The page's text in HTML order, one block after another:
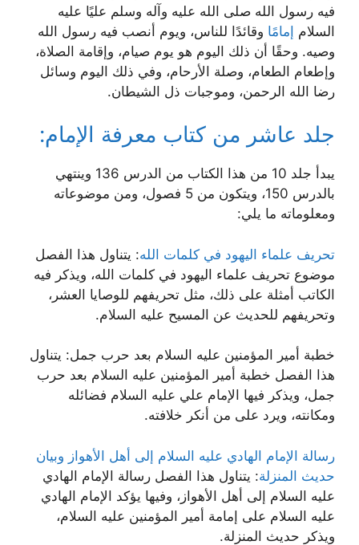
فيه رسول الله صلى الله عليه وآله وسلم عليًا عليه
السلام إمامًا وقائدًا للناس، ويوم أنصب فيه رسول الله
وصيه. وحقًا أن ذلك اليوم هو يوم صيام، وإقامة الصلاة،
وإطعام الطعام، وصلة الأرحام، وفي ذلك اليوم وسائل
رضا الله الرحمن، وموجبات ذل الشيطان.
جلد عاشر من كتاب معرفة الإمام:
يبدأ جلد 10 من هذا الكتاب من الدرس 136 وينتهي
بالدرس 150، ويتكون من 5 فصول، ومن موضوعاته
ومعلوماته ما يلي:
تحريف علماء اليهود في كلمات الله: يتناول هذا الفصل
موضوع تحريف علماء اليهود في كلمات الله، ويذكر فيه
الكاتب أمثلة على ذلك، مثل تحريفهم للوصايا العشر،
وتحريفهم للحديث عن المسيح عليه السلام.
خطبة أمير المؤمنين عليه السلام بعد حرب جمل: يتناول
هذا الفصل خطبة أمير المؤمنين عليه السلام بعد حرب
جمل، ويذكر فيها الإمام علي عليه السلام فضائله
ومكانته، ويرد على من أنكر خلافته.
رسالة الإمام الهادي عليه السلام إلى أهل الأهواز وبيان
حديث المنزلة: يتناول هذا الفصل رسالة الإمام الهادي
عليه السلام إلى أهل الأهواز، وفيها يؤكد الإمام الهادي
عليه السلام على إمامة أمير المؤمنين عليه السلام،
ويذكر حديث المنزلة.